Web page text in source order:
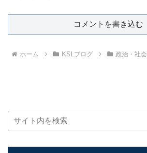
コメントを書き込む
ホーム KSLブログ 政治・社会